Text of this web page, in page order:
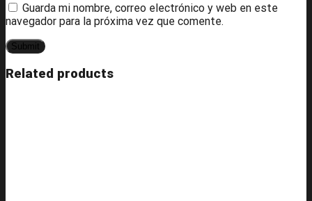
Guarda mi nombre, correo electrónico y web en este
navegador para la próxima vez que comente.
Related products